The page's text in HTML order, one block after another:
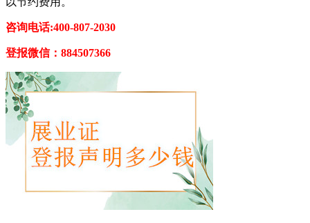
咨询电话:400-807-2030
登报微信：884507366